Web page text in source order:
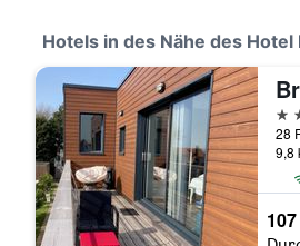
Hotels in des Nähe des Hotel
3
9,8